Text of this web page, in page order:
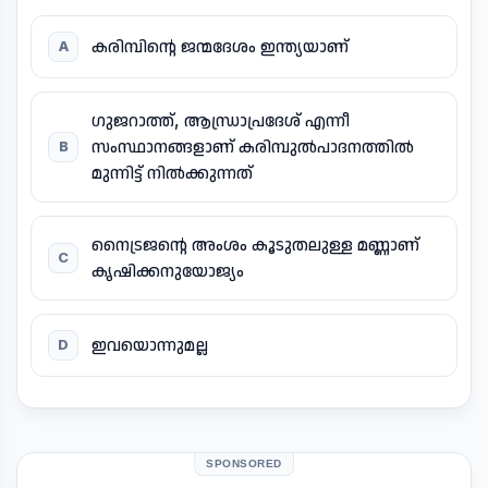
A കരിമ്പിന്റെ ജന്മദേശം ഇന്ത്യയാണ്
B
ഗുജറാത്ത്, ആന്ധ്രാപ്രദേശ് എന്നീ
സംസ്ഥാനങ്ങളാണ് കരിമ്പുൽപാദനത്തിൽ
മുന്നിട്ട് നിൽക്കുന്നത്
C
നൈട്രജന്റെ അംശം കൂടുതലുള്ള മണ്ണാണ്
കൃഷിക്കനുയോജ്യം
D ഇവയൊന്നുമല്ല
SPONSORED